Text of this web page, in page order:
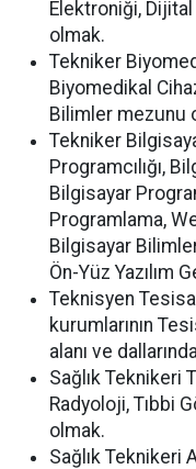
Elektroniği,
olmak.
Tekniker
Biyomedikal
Bilimler mezunu
Tekniker
Programcılığı,
Bilgisayar
Programlama,
Bilgisayar
Ön-Yüz Yazılım
Teknisyen
kurumlarının
alanı ve
Sağlık Teknikeri
Radyoloji, Tıbbi
olmak.
Sağlık Teknikeri